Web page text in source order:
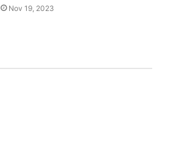
Nov 19, 2023